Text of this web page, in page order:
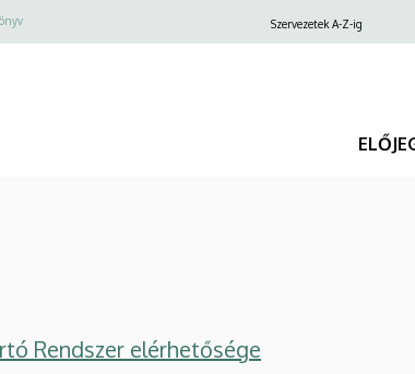
Szervezetek A-Z-ig
Rendszer elérhetősége